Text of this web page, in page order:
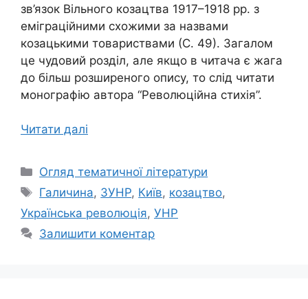
зв’язок Вільного козацтва 1917–1918 рр. з
еміграційними схожими за назвами
козацькими товариствами (С. 49). Загалом
це чудовий розділ, але якщо в читача є жага
до більш розширеного опису, то слід читати
монографію автора “Революційна стихія”.
Читати далі
Категорії
Огляд тематичної літератури
Позначки
Галичина, ЗУНР, Київ, козацтво,
Українська революція, УНР
Залишити коментар